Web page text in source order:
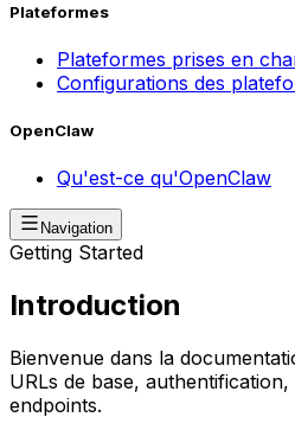
Plateformes
Plateformes prises en
Configurations des
OpenClaw
Qu'est-ce qu'OpenClaw
Navigation
Getting Started
Introduction
Bienvenue dans la
URLs de base, authentification,
endpoints.